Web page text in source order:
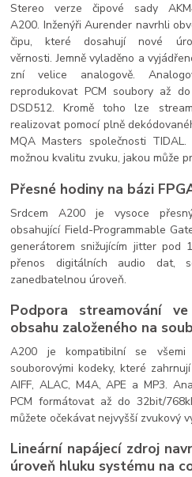
Stereo verze čipové sady
A200. Inženýři Aurender navrhli
čipu, které dosahují nové
věrnosti. Jemně vyladěno a
zní velice analogově.
reprodukovat PCM soubory až
DSD512. Kromě toho lze
realizovat pomocí plně
MQA Masters společnosti
možnou kvalitu zvuku, jakou může
Přesné hodiny na bázi
Srdcem A200 je vysoce
obsahující Field-Programmable
generátorem snižujícím jitter pod
přenos digitálních audio dat,
zanedbatelnou úroveň.
Podpora streamování
obsahu založeného na
A200 je kompatibilní se všemi
souborovými kodeky, které
AIFF, ALAC, M4A, APE a MP3.
PCM formátovat až do 32bit/
můžete očekávat nejvyšší zvukový
Lineární napájecí zdroj
úroveň hluku systému na